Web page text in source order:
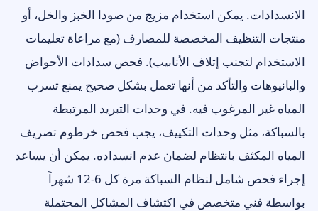
الانسدادات. يمكن استخدام مزيج من صودا الخبز والخل، أو
منتجات التنظيف المخصصة للمصارف (مع مراعاة تعليمات
الاستخدام لتجنب إتلاف الأنابيب). فحص سدادات الأحواض
والبانيوهات والتأكد من أنها تعمل بشكل صحيح يمنع تسرب
المياه غير المرغوب فيه. في وحدات التبريد المرتبطة
بالسباكة، مثل وحدات التكييف، يجب فحص خرطوم تصريف
المياه المكثف بانتظام لضمان عدم انسداده. يمكن أن يساعد
إجراء فحص شامل لنظام السباكة مرة كل 6-12 شهراً
بواسطة فني متخصص في اكتشاف المشاكل المحتملة